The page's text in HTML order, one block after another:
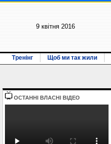
9 квiтня 2016
Тренінг Щоб ми так жили
ОСТАННI ВЛАСНI ВIДЕО